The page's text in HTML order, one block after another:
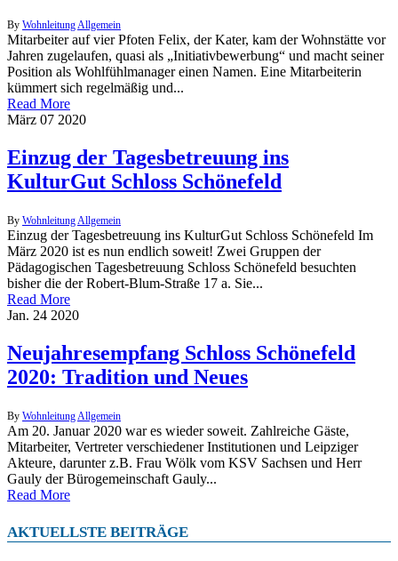
By WohnleitungAllgemein
Mitarbeiter auf vier Pfoten Felix, der Kater, kam der Wohnstätte vor
Jahren zugelaufen, quasi als „Initiativbewerbung“ und macht seiner
Position als Wohlfühlmanager einen Namen. Eine Mitarbeiterin
kümmert sich regelmäßig und...
Read More
März 07 2020
Einzug der Tagesbetreuung ins
KulturGut Schloss Schönefeld
By WohnleitungAllgemein
Einzug der Tagesbetreuung ins KulturGut Schloss Schönefeld Im
März 2020 ist es nun endlich soweit! Zwei Gruppen der
Pädagogischen Tagesbetreuung Schloss Schönefeld besuchten
bisher die der Robert-Blum-Straße 17 a. Sie...
Read More
Jan. 24 2020
Neujahresempfang Schloss Schönefeld
2020: Tradition und Neues
By WohnleitungAllgemein
Am 20. Januar 2020 war es wieder soweit. Zahlreiche Gäste,
Mitarbeiter, Vertreter verschiedener Institutionen und Leipziger
Akteure, darunter z.B. Frau Wölk vom KSV Sachsen und Herr
Gauly der Bürogemeinschaft Gauly...
Read More
AKTUELLSTE BEITRÄGE